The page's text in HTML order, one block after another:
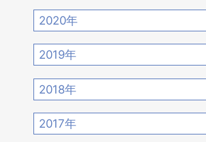
2022年10月 [16] 2022
2022年8月 [20] 2022
2022年6月 [17] 2022
2022年4月 [15]
2022年2月 [12]
2021年12月 [18] 2021
2021年10月 [17] 2021
2021年6月 [17] 2021
2021年4月 [16]
2020年
2020年12月 [21] 2020
2020年10月 [21] 2020
2020年8月 [18] 2020
2020年6月 [21] 2020
2019年
2019年12月 [14] 2019
2019年10月 [12] 2019
2019年8月 [18] 2019
2018年
2018年12月 [20] 2018
2017年